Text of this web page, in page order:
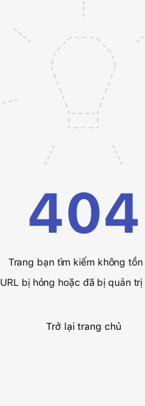
404
Trang bạn tìm kiếm không tồn
bị hỏng hoặc đã bị quản trị
Trở lại trang chủ